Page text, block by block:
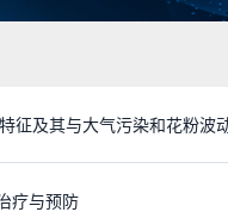
征及其与大气污染和花粉波
疗与预防